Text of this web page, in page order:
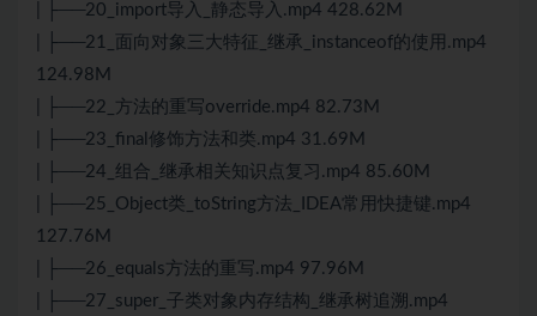
| ├──20_import导入_静态导入.mp4 428.62M
| ├──21_面向对象三大特征_继承_instanceof的使用.mp4
124.98M
| ├──22_方法的重写override.mp4 82.73M
| ├──23_final修饰方法和类.mp4 31.69M
| ├──24_组合_继承相关知识点复习.mp4 85.60M
| ├──25_Object类_toString方法_IDEA常用快捷键.mp4
127.76M
| ├──26_equals方法的重写.mp4 97.96M
| ├──27_super_子类对象内存结构_继承树追溯.mp4